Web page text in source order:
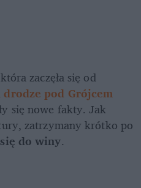
zaczęła się od
drodze pod Grójcem
się nowe fakty. Jak
zatrzymany krótko po
do winy.